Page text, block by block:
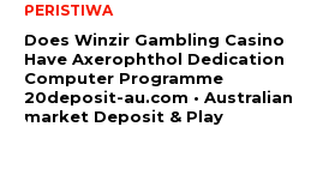
PERISTIWA
Does Winzir Gambling Casino
Have Axerophthol Dedication
Computer Programme
20deposit-au.com • Australian
market Deposit & Play